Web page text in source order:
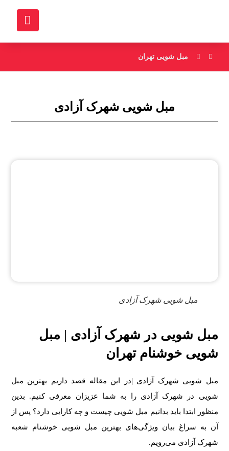
مبل شویی تهران
مبل شویی شهرک آزادی
مبل شویی شهرک آزادی
مبل شویی در شهرک آزادی | مبل
شویی خوشنام تهران
مبل شویی شهرک آزادی |در این مقاله قصد داریم بهترین مبل
شویی در شهرک آزادی را به شما عزیزان معرفی کنیم. بدین
منظور ابتدا باید بدانیم مبل شویی چیست و چه کارایی دارد؟ پس از
آن به سراغ بیان ویژگی‌های بهترین مبل شویی خوشنام شعبه
شهرک آزادی می‌رویم.